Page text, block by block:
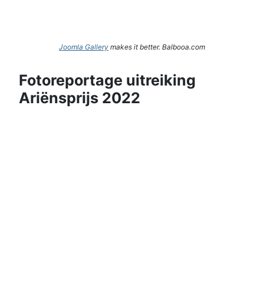
Joomla Gallery makes it better. Balbooa.com
Fotoreportage uitreiking
Ariënsprijs 2022